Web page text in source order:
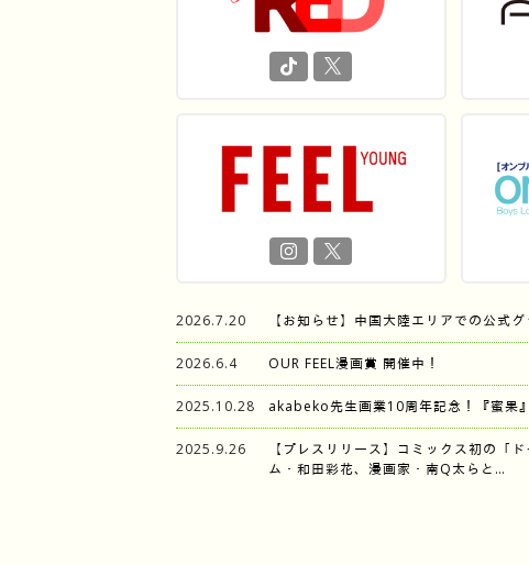
2026.7.20 【お知らせ】中国大陸エリアでの公式
2026.6.4 OUR FEEL漫画賞 開催中！
2025.10.28 akabeko先生画業10周年記念！『蜜果
2025.9.26
【プレスリリース】コミックス初の「
ム・和田彩花、漫画家・南Q太らと…